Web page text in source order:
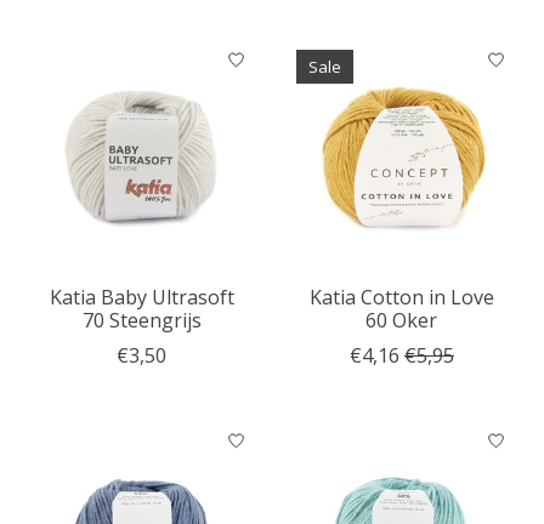
Katia Baby Ultrasoft
70 Steengrijs
€3,50
Sale
Katia Cotton in Love
60 Oker
€4,16 €5,95